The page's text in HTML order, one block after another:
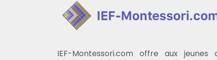
IEF-Montessori.com offre aux jeunes